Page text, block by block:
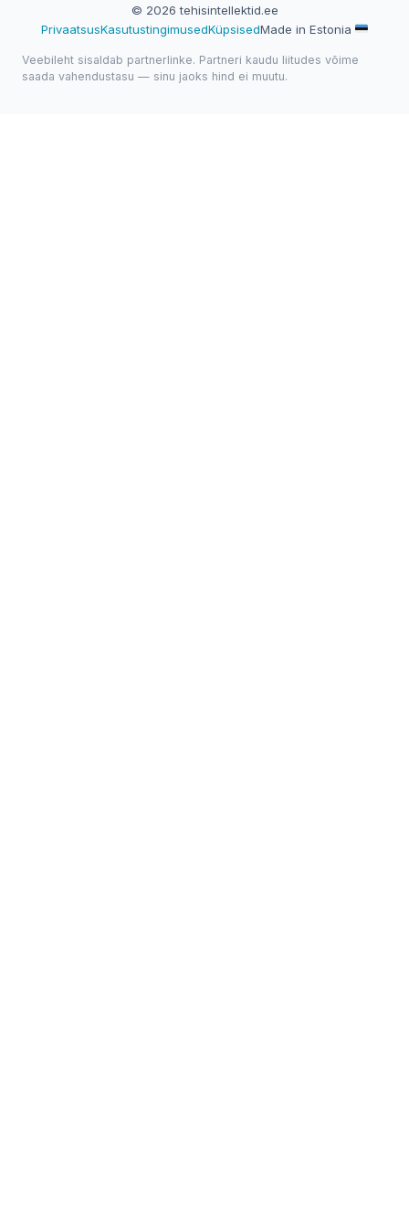
© 2026 tehisintellektid.ee
PrivaatsusKasutustingimusedKüpsisedMade in Estonia
Veebileht sisaldab partnerlinke. Partneri kaudu liitudes võime
saada vahendustasu — sinu jaoks hind ei muutu.